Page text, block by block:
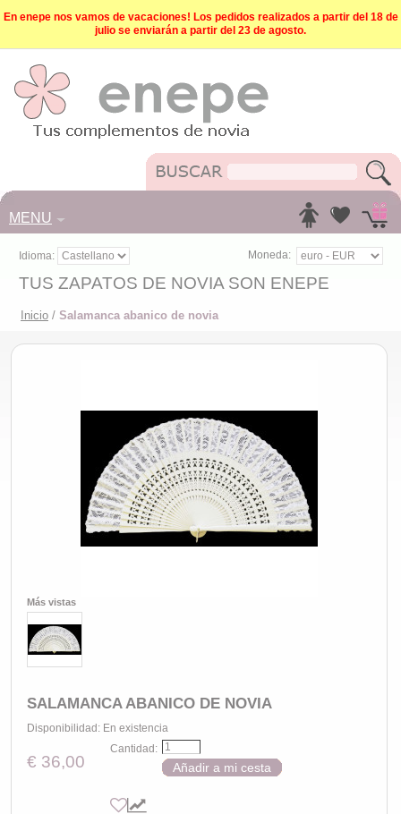
En enepe nos vamos de vacaciones! Los pedidos realizados a partir del 18 de
julio se enviarán a partir del 23 de agosto.
MENU
Idioma: Moneda:
TUS ZAPATOS DE NOVIA SON ENEPE
Inicio / Salamanca abanico de novia
Más vistas
SALAMANCA ABANICO DE NOVIA
Disponibilidad: En existencia
€ 36,00
Cantidad:
Añadir a mi cesta